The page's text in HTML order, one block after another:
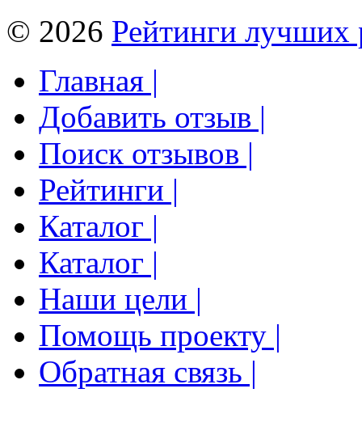
© 2026 Рейтинги лучших
Главная |
Добавить отзыв |
Поиск отзывов |
Рейтинги |
Каталог |
Каталог |
Наши цели |
Помощь проекту |
Обратная связь |